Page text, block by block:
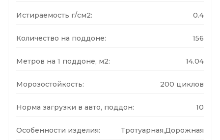
Истираемость г/см2: 0.4
Количество на поддоне: 156
Метров на 1 поддоне, м2: 14.04
Морозостойкость: 200 циклов
Норма загрузки в авто, поддон: 10
Особенности изделия: Тротуарная,Дорожная